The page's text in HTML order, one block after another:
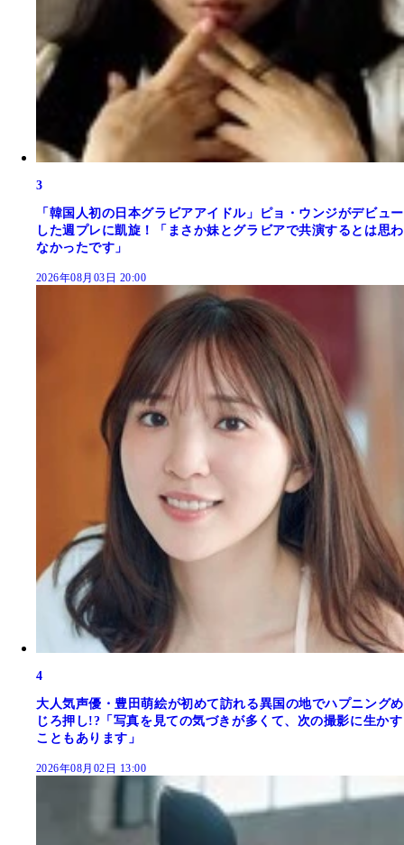
3
「韓国人初の日本グラビアアイドル」ピョ・ウンジがデビュー
した週プレに凱旋！「まさか妹とグラビアで共演するとは思わ
なかったです」
2026年08月03日 20:00
4
大人気声優・豊田萌絵が初めて訪れる異国の地でハプニングめ
じろ押し!?「写真を見ての気づきが多くて、次の撮影に生かす
こともあります」
2026年08月02日 13:00